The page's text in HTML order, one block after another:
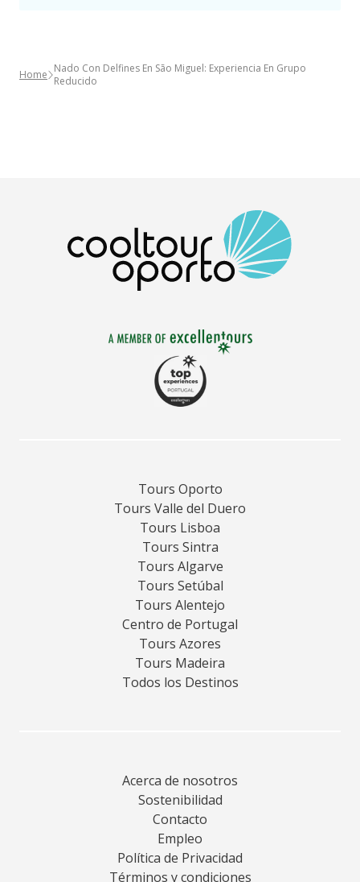
Home Nado Con Delfines En São Miguel: Experiencia En Grupo
Reducido
Tours Oporto
Tours Valle del Duero
Tours Lisboa
Tours Sintra
Tours Algarve
Tours Setúbal
Tours Alentejo
Centro de Portugal
Tours Azores
Tours Madeira
Todos los Destinos
Acerca de nosotros
Sostenibilidad
Contacto
Empleo
Política de Privacidad
Términos y condiciones